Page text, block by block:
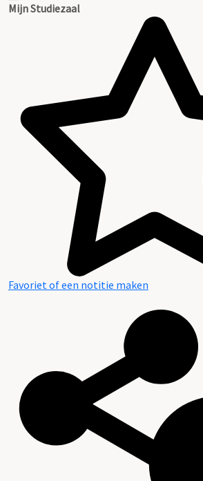
Mijn Studiezaal
Favoriet of een notitie maken